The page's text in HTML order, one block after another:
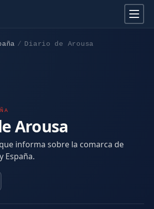
Diario de Arousa
Arousa
informa sobre la comarca de
España.